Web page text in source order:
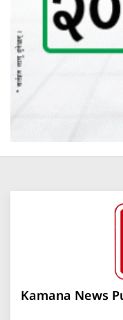
Kamana News